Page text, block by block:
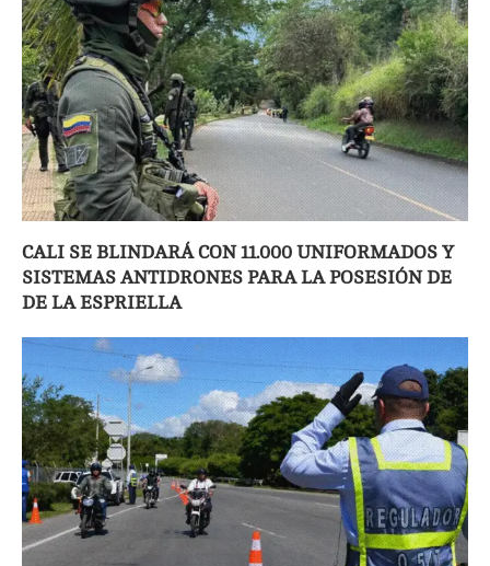
CALI SE BLINDARÁ CON 11.000 UNIFORMADOS Y
SISTEMAS ANTIDRONES PARA LA POSESIÓN DE
DE LA ESPRIELLA